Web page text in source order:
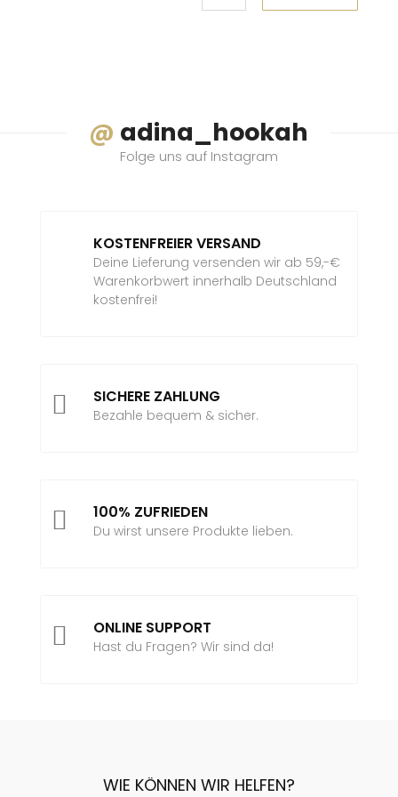
@ adina_hookah
Folge uns auf Instagram
KOSTENFREIER VERSAND
Deine Lieferung versenden wir ab 59,-€
Warenkorbwert innerhalb Deutschland
kostenfrei!
 SICHERE ZAHLUNG
Bezahle bequem & sicher.
 100% ZUFRIEDEN
Du wirst unsere Produkte lieben.
 ONLINE SUPPORT
Hast du Fragen? Wir sind da!
WIE KÖNNEN WIR HELFEN?